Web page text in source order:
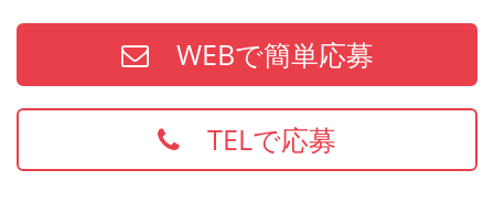
WEBで簡単応募
TELで応募